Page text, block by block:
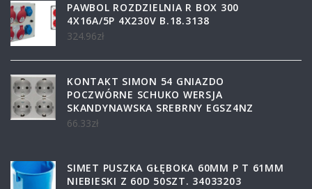
PAWBOL ROZDZIELNIA R BOX 300
4X16A/5P 4X230V B.18.3138
324.96zł
KONTAKT SIMON 54 GNIAZDO
POCZWÓRNE SCHUKO WERSJA
SKANDYNAWSKA SREBRNY EGSZ4NZ
66.33zł
SIMET PUSZKA GŁĘBOKA 60MM P T 61MM
NIEBIESKI Z 60D 50SZT. 34033203